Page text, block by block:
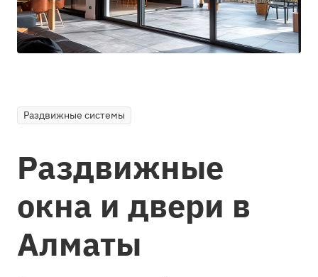
Раздвижные системы
Раздвижные
окна и двери в
Алматы